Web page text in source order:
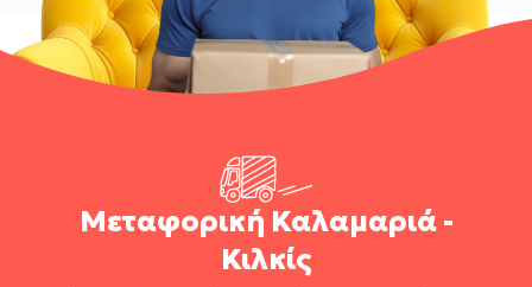
Μεταφορική Καλαμαριά -
Κιλκίς